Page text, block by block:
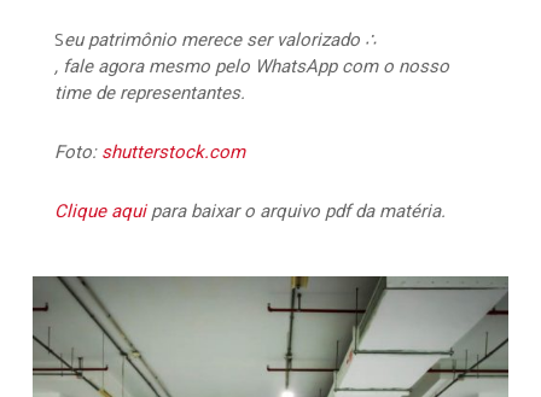
Seu patrimônio merece ser valorizado ∴
, fale agora mesmo pelo WhatsApp com o nosso
time de representantes.
Foto: shutterstock.com
Clique aquipara baixar o arquivo pdf da matéria.